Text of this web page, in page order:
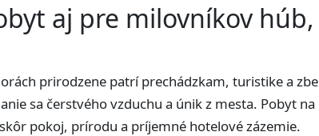
aj pre milovníkov
prirodzene patrí prechádzkam, turistike a
sa čerstvého vzduchu a únik z mesta. Pobyt
pokoj, prírodu a príjemné hotelové zázemie.